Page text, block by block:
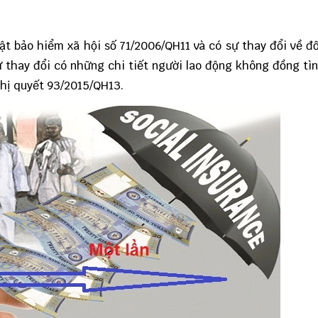
bảo hiểm xã hội số 71/2006/QH11 và có sự thay đổi về
thay đổi có những chi tiết người lao động không đồng
quyết 93/2015/QH13.